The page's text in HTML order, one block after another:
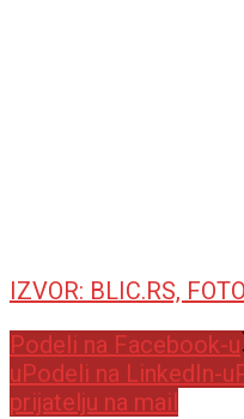
IZVOR: BLIC.RS,
Podeli na Facebook-u
uPodeli na LinkedIn-u
prijatelju na mail